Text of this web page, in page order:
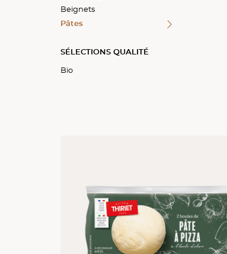
Beignets
Pâtes
SÉLECTIONS QUALITÉ
Bio